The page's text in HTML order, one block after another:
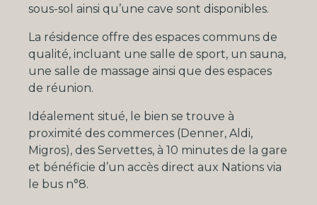
sous-sol ainsi qu’une cave sont disponibles.
La résidence offre des espaces communs de
qualité, incluant une salle de sport, un sauna,
une salle de massage ainsi que des espaces
de réunion.
Idéalement situé, le bien se trouve à
proximité des commerces (Denner, Aldi,
Migros), des Servettes, à 10 minutes de la gare
et bénéficie d’un accès direct aux Nations via
le bus n°8.